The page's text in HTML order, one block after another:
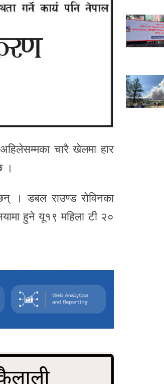
चारै खेलमा हार
।
। डबल राउण्ड रोविनका
हुने यू१९ महिला टी २०